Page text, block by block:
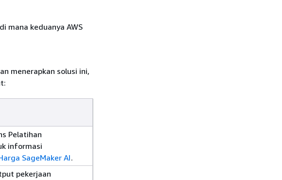
mana keduanya AWS
menerapkan solusi ini,
Pelatihan
informasi
SageMaker AI.
pekerjaan